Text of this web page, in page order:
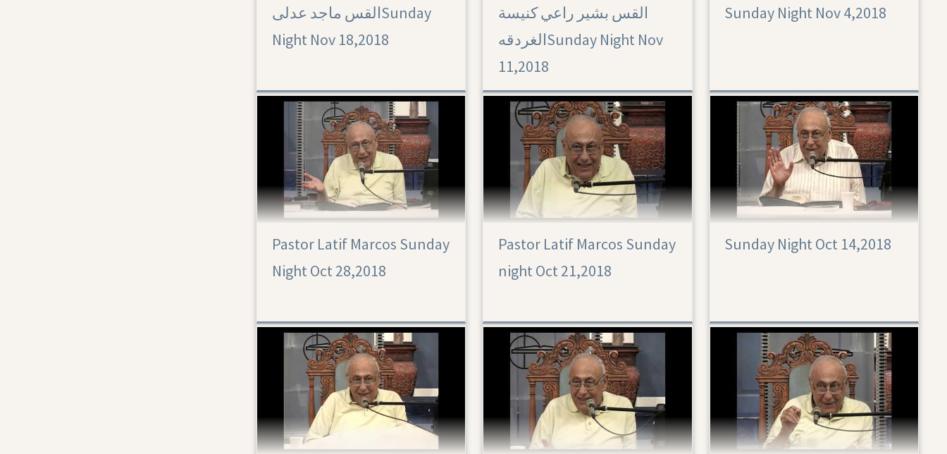
القس ماجد عدلىSunday
Night Nov 18,2018
القس بشير راعي كنيسة
الغردقهSunday Night Nov
11,2018
Sunday Night Nov 4,2018
Pastor Latif Marcos Sunday
Night Oct 28,2018
Pastor Latif Marcos Sunday
night Oct 21,2018
Sunday Night Oct 14,2018